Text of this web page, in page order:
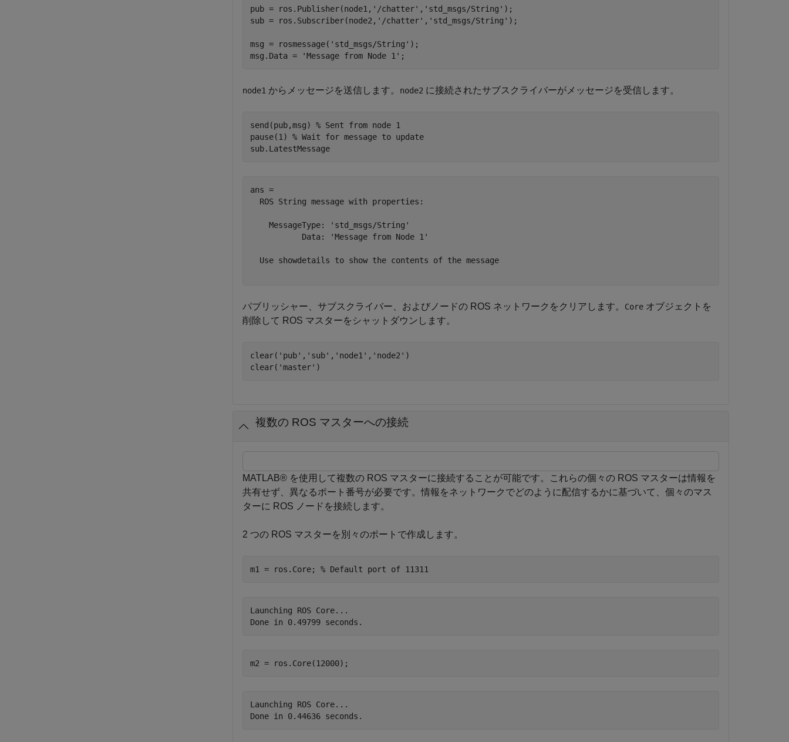
pub = ros.Publisher(node1, '/chatter' , 'std_msgs/String' );
sub = ros.Subscriber(node2, '/chatter' , 'std_msgs/String' );
msg = rosmessage( 'std_msgs/String' );
msg.Data =
'Message from Node 1' ;
node1 からメッセージを送信します。 node2 に接続されたサブスクライバーがメッセージを受信します。
send(pub,msg) % Sent from node 1
pause(1) % Wait for message to update
sub.LatestMessage
ans =
  ROS String message with properties:
    MessageType: 'std_msgs/String'
           Data: 'Message from Node 1'
  Use showdetails to show the contents of the message
パブリッシャー、サブスクライバー、およびノードの ROS ネットワークをクリアします。 Core オブジェクトを
削除して ROS マスターをシャットダウンします。
clear( 'pub' , 'sub' , 'node1' , 'node2' )
clear( 'master' )
複数の ROS マスターへの接続
MATLAB® を使用して複数の ROS マスターに接続することが可能です。これらの個々の ROS マスターは情報を
共有せず、異なるポート番号が必要です。情報をネットワークでどのように配信するかに基づいて、個々のマス
ターに ROS ノードを接続します。
2 つの ROS マスターを別々のポートで作成します。
m1 = ros.Core; % Default port of 11311
Launching ROS Core...
m2 = ros.Core(12000);
Launching ROS Core...